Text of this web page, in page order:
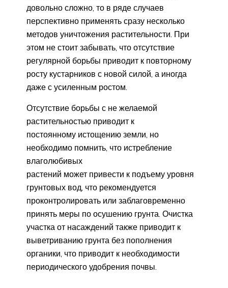
довольно сложно, то в ряде случаев
перспективно применять сразу несколько
методов уничтожения растительности. При
этом не стоит забывать, что отсутствие
регулярной борьбы приводит к повторному
росту кустарников с новой силой, а иногда
даже с усиленным ростом.
Отсутствие борьбы с не желаемой
растительностью приводит к
постоянному истощению земли, но
необходимо помнить, что истребление
влаголюбивых
растений может привести к подъему уровня
грунтовых вод, что рекомендуется
проконтролировать или заблаговременно
принять меры по осушению грунта. Очистка
участка от насаждений также приводит к
выветриванию грунта без пополнения
органики, что приводит к необходимости
периодического удобрения почвы.